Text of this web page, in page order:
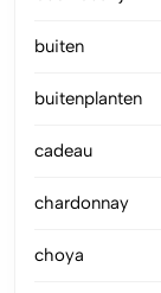
buiten
buitenplanten
cadeau
chardonnay
choya